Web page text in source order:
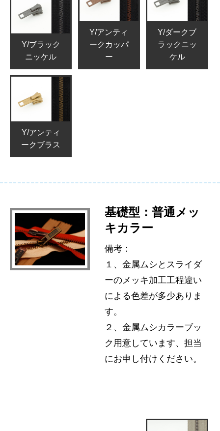
Y/ブラック
ニッケル
Y/アンティ
ークカッパ
ー
Y/ダークブ
ラックニッ
ケル
Y/アンティ
ークブラス
基礎型：普通メッ
キカラー
備考：
１、金属ムシとスライダ
ーのメッキ加工工程違い
による色差が多少ありま
す。
２、金属ムシカラーブッ
ク用意しています、担当
にお申し付けください。